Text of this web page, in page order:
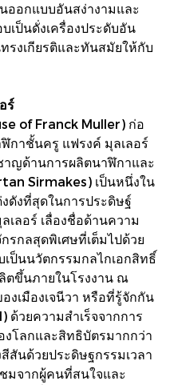
ออกแบบอันสง่างามและ
ป็นดั่งเครื่องประดับอัน
รงเกียรติและทันสมัยให้กับ
ร์
of Franck Muller) ก่อ
กาชั้นครู แฟรงค์ มุลเลอร์
าญด้านการผลิตนาฬิกาและ
Sirmakes) เป็นหนึ่งใน
ดังที่สุดในการประดิษฐ์
เลอร์ เลื่องชื่อด้านความ
รกลสุดพิเศษที่เต็มไปด้วย
ป็นนวัตกรรมกลไกเอกสิทธิ์
ตขึ้นภายในโรงงาน ณ
เมืองเจนีวา หรือที่รู้จักกัน
วยความสำเร็จจากการ
งโลกและสิทธิบัตรมากกว่า
สันด้วยประดิษฐกรรมเวลา
มจากผู้คนที่สนใจและ